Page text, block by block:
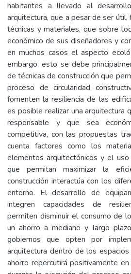
habitantes a llevado al
arquitectura, que a pesar de ser
técnicas y materiales, que sobre
económico de sus diseñadores y
en muchos casos el aspecto
embargo, esto se debe
de técnicas de construcción que
proceso de circularidad
fomenten la resiliencia de las
es posible realizar una arquitectura
responsable y que sea
competitiva, con las propuestas
cuenta factores como los
elementos arquitectónicos y el
que permitan maximizar la
construcción interactúa con los
entorno. El desarrollo de
integren capacidades de
permiten disminuir el consumo de
un ahorro a mediano y largo
gobiernos que opten por
arquitectura dentro de los
ahorro repercutirá positivamente